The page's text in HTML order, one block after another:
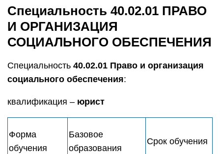
Специальность 40.02.01 ПРАВО
И ОРГАНИЗАЦИЯ
СОЦИАЛЬНОГО ОБЕСПЕЧЕНИЯ
Специальность 40.02.01 Право и организация
социального обеспечения:
квалификация – юрист
Форма
обучения
Базовое
образования
Срок обучения